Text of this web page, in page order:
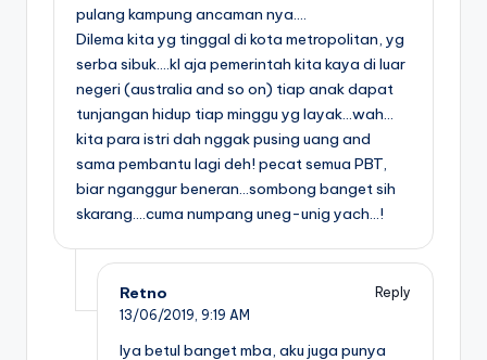
pulang kampung ancaman nya….
Dilema kita yg tinggal di kota metropolitan, yg
serba sibuk….kl aja pemerintah kita kaya di luar
negeri (australia and so on) tiap anak dapat
tunjangan hidup tiap minggu yg layak…wah…
kita para istri dah nggak pusing uang and
sama pembantu lagi deh! pecat semua PBT,
biar nganggur beneran…sombong banget sih
skarang….cuma numpang uneg-unig yach…!
Retno
Reply
13/06/2019, 9:19 AM
Iya betul banget mba, aku juga punya